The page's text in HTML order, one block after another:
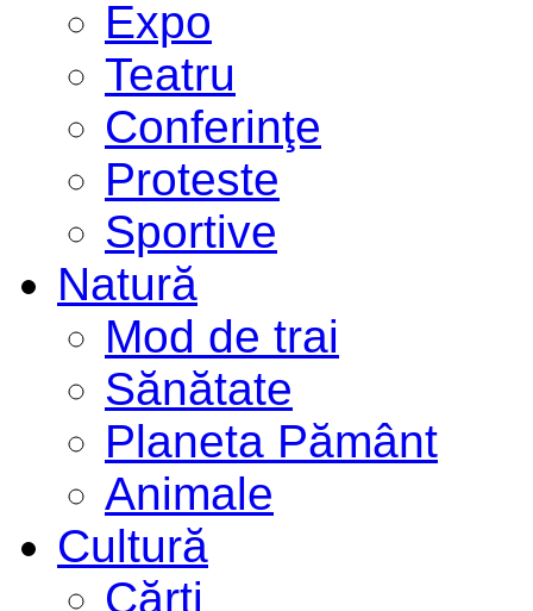
Expo
Teatru
Conferinţe
Proteste
Sportive
Natură
Mod de trai
Sănătate
Planeta Pământ
Animale
Cultură
Cărti